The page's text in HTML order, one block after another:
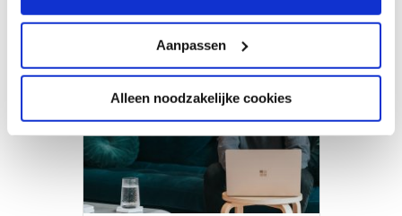
Aanpassen
Alleen noodzakelijke cookies